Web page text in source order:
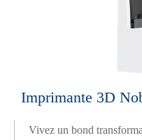
Imprimante 3D
Vivez un bond